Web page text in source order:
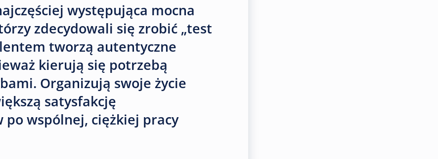
występująca mocna
zdecydowali się zrobić „test
tworzą autentyczne
kierują się potrzebą
Organizują swoje życie
satysfakcję
po wspólnej, ciężkiej pracy